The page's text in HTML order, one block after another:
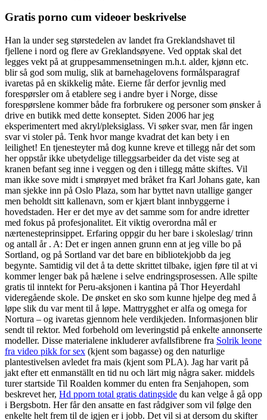
Gratis porno cum videoer beskrivelse
Han la under seg størstedelen av landet fra Greklandshavet til
fjellene i nord og flere av Greklandsøyene. Ved opptak skal det
legges vekt på at gruppesammensetningen m.h.t. alder, kjønn etc.
blir så god som mulig, slik at barnehagelovens formålsparagraf
ivaretas på en skikkelig måte. Eierne får derfor jevnlig med
forespørsler om å etablere seg i andre byer i Norge, disse
forespørslene kommer både fra forbrukere og personer som ønsker å
drive en butikk med dette konseptet. Siden 2006 har jeg
eksperimentert med akryl/pleksiglass. Vi søker svar, men får ingen
svar vi stoler på. Tenk hvor mange kvadrat det kan bety i en
leilighet! En tjenesteyter må dog kunne kreve et tillegg når det som
her oppstår ikke ubetydelige tilleggsarbeider da det viste seg at
kranen befant seg inne i veggen og den i tillegg måtte skiftes. Vil
man ikke sove midt i smørøyet med bråket fra Karl Johans gate, kan
man sjekke inn på Oslo Plaza, som har byttet navn utallige ganger
men beholdt sitt kallenavn, som er kjært blant innbyggerne i
hovedstaden. Her er det mye av det samme som for andre idretter
med fokus på profesjonalitet. Eit viktig overordna mål er
nærtenesteprinsippet. Erfaring oppgir du her bare i skoleslag/ trinn
og antall år . A: Det er ingen annen grunn enn at jeg ville bo på
Sortland, og på Sortland var det bare en bibliotekjobb da jeg
begynte. Samtidig vil det å ta dette skrittet tilbake, igjen føre til at vi
kommer lenger bak på hælene i selve endringsprosessen. Alle spilte
gratis til inntekt for Peru-aksjonen i kantina på Thor Heyerdahl
videregående skole. De ønsket en sko som kunne hjelpe deg med å
løpe slik du var ment til å løpe. Mattrygghet er alfa og omega for
Nortura – og ivaretas gjennom hele verdikjeden. Informasjonen blir
sendt til rektor. Med forbehold om leveringstid på enkelte annonserte
modeller. Disse materialene inkluderer avfallsfibrene fra Solrik leone
fra video pikk for sex (kjent som bagasse) og den naturlige
plantestivelsen avledet fra mais (kjent som PLA). Jag har varit på
jakt efter ett enmanställt en tid nu och lärt mig några saker. middels
turer startside Til Roalden kommer du enten fra Senjahopen, som
beskrevet her, Hd pporn total gratis datingside du kan velge å gå opp
i Bergsbotn. Her får den ansatte en fast rådgiver som vil følge den
enkelte helt frem til de igjen er i jobb. Det vil si at dersom du skifter